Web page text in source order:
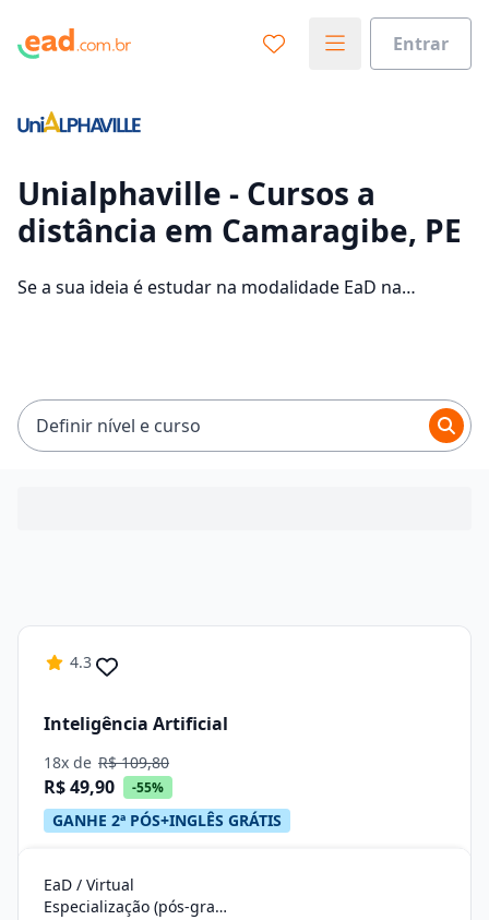
Entrar
Unialphaville - Cursos a
distância em Camaragibe, PE
Se a sua ideia é estudar na modalidade EaD na
R$ 74,90.
Definir nível e curso
4.3
Inteligência Artificial
18x de R$ 109,80
R$ 49,90 -55%
GANHE 2ª PÓS+INGLÊS GRÁTIS
EaD / Virtual
Especialização (pós-graduação)